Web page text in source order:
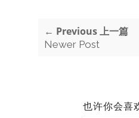
← Previous 上一篇
Newer Post
也许你会喜